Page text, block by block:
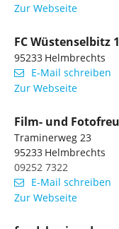
Zur Webseite
FC Wüstenselbitz
95233 Helmbrechts
E-Mail schreiben
Zur Webseite
Film- und
Traminerweg 23
95233 Helmbrechts
09252 7322
E-Mail schreiben
Zur Webseite